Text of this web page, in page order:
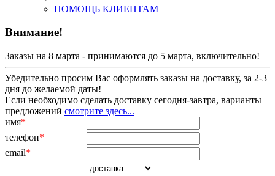
ПОМОЩЬ КЛИЕНТАМ
Внимание!
Заказы на 8 марта - принимаются до 5 марта, включительно!
Убедительно просим Вас оформлять заказы на доставку, за 2-3
дня до желаемой даты!
Если необходимо сделать доставку сегодня-завтра, варианты
предложений смотрите здесь...
имя*
телефон*
email*